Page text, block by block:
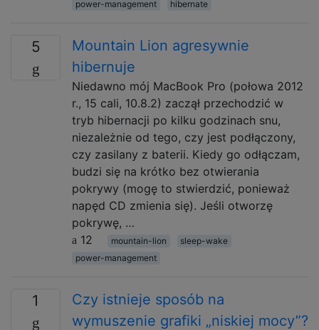
power-management hibernate
5
Mountain Lion agresywnie
hibernuje
Niedawno mój MacBook Pro (połowa 2012
r., 15 cali, 10.8.2) zaczął przechodzić w
tryb hibernacji po kilku godzinach snu,
niezależnie od tego, czy jest podłączony,
czy zasilany z baterii. Kiedy go odłączam,
budzi się na krótko bez otwierania
pokrywy (mogę to stwierdzić, ponieważ
napęd CD zmienia się). Jeśli otworzę
pokrywę, …
12
mountain-lion
sleep-wake
power-management
1
Czy istnieje sposób na
wymuszenie grafiki „niskiej mocy”?